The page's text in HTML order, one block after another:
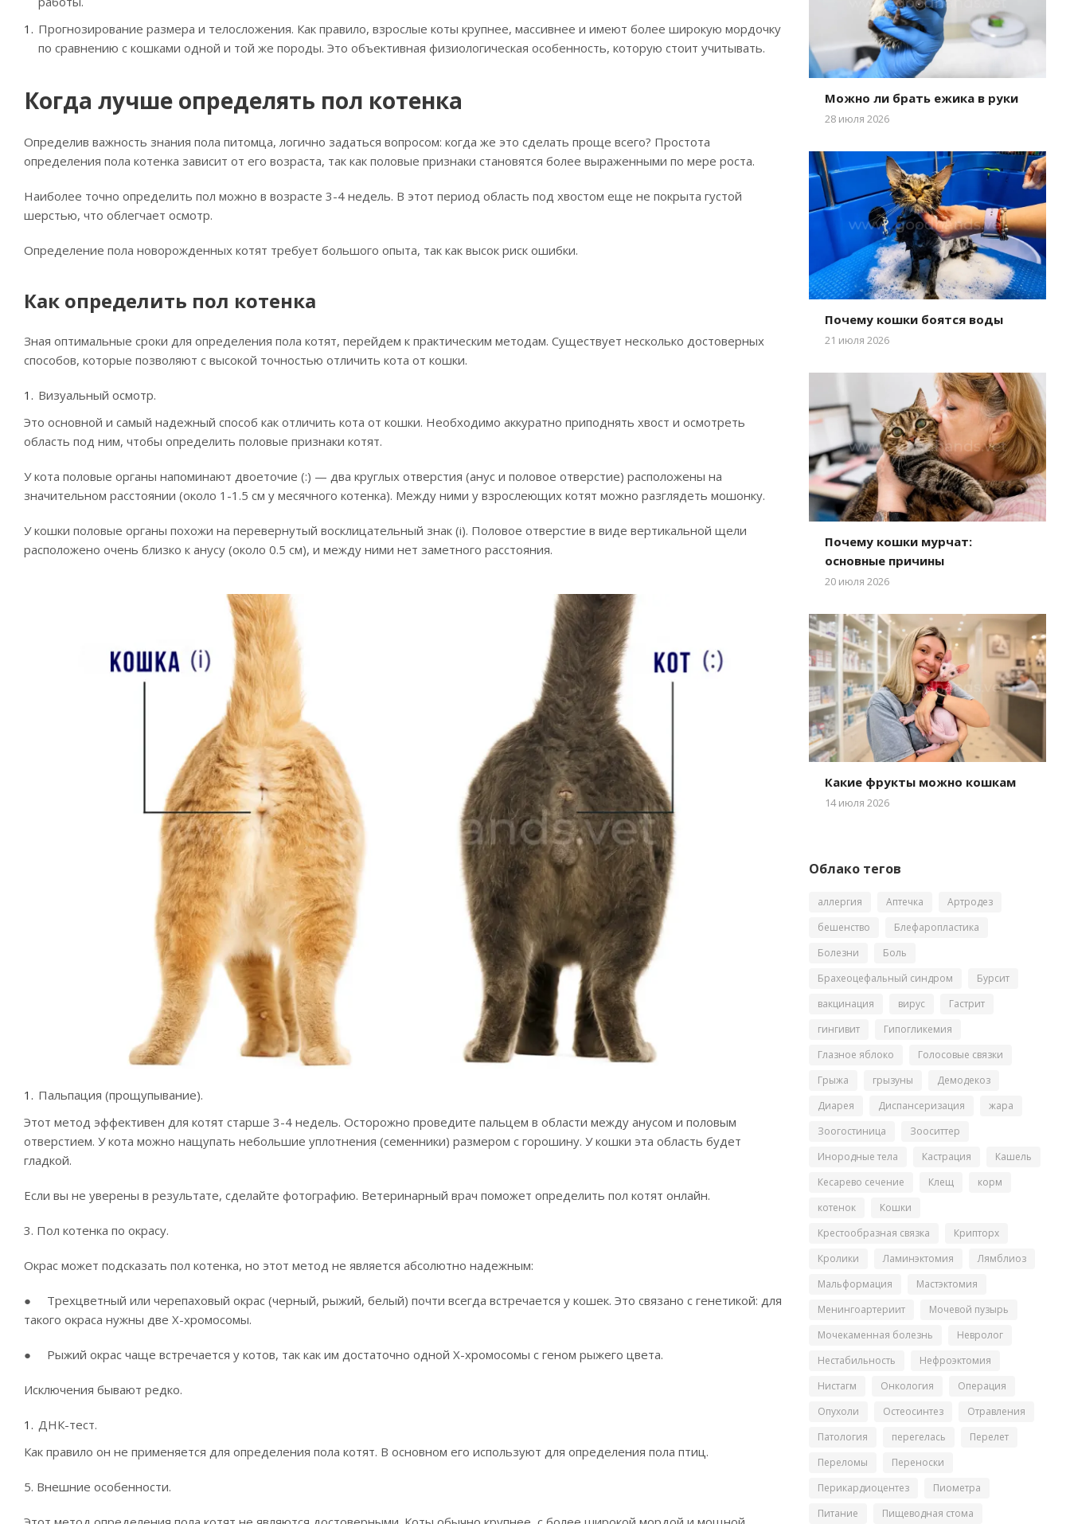
Прогнозирование размера и телосложения. Как правило, взрослые коты крупнее, массивнее и имеют более широкую мордочку
по сравнению с кошками одной и той же породы. Это объективная физиологическая особенность, которую стоит учитывать.
Когда лучше определять пол котенка
Определив важность знания пола питомца, логично задаться вопросом: когда же это сделать проще всего? Простота
определения пола котенка зависит от его возраста, так как половые признаки становятся более выраженными по мере роста.
Наиболее точно определить пол можно в возрасте 3-4 недель. В этот период область под хвостом еще не покрыта густой
шерстью, что облегчает осмотр.
Определение пола новорожденных котят требует большого опыта, так как высок риск ошибки.
Как определить пол котенка
Зная оптимальные сроки для определения пола котят, перейдем к практическим методам. Существует несколько достоверных
способов, которые позволяют с высокой точностью отличить кота от кошки.
Визуальный осмотр.
Это основной и самый надежный способ как отличить кота от кошки. Необходимо аккуратно приподнять хвост и осмотреть
область под ним, чтобы определить половые признаки котят.
У кота половые органы напоминают двоеточие (:) — два круглых отверстия (анус и половое отверстие) расположены на
значительном расстоянии (около 1-1.5 см у месячного котенка). Между ними у взрослеющих котят можно разглядеть мошонку.
У кошки половые органы похожи на перевернутый восклицательный знак (i). Половое отверстие в виде вертикальной щели
расположено очень близко к анусу (около 0.5 см), и между ними нет заметного расстояния.
Пальпация (прощупывание).
Этот метод эффективен для котят старше 3-4 недель. Осторожно проведите пальцем в области между анусом и половым
отверстием. У кота можно нащупать небольшие уплотнения (семенники) размером с горошину. У кошки эта область будет
гладкой.
Если вы не уверены в результате, сделайте фотографию. Ветеринарный врач поможет определить пол котят онлайн.
3. Пол котенка по окрасу.
Окрас может подсказать пол котенка, но этот метод не является абсолютно надежным:
● Трехцветный или черепаховый окрас (черный, рыжий, белый) почти всегда встречается у кошек. Это связано с генетикой: для
такого окраса нужны две X-хромосомы.
● Рыжий окрас чаще встречается у котов, так как им достаточно одной X-хромосомы с геном рыжего цвета.
Исключения бывают редко.
ДНК-тест.
Как правило он не применяется для определения пола котят. В основном его используют для определения пола птиц.
5. Внешние особенности.
Можно ли брать ежика в руки
28 июля 2026
Почему кошки боятся воды
21 июля 2026
Почему кошки мурчат:
основные причины
20 июля 2026
Какие фрукты можно кошкам
14 июля 2026
Облако тегов
аллергия Аптечка
Артродез
бешенство
Блефаропластика
Болезни
Боль
Брахеоцефальный синдром
Бурсит
вакцинация
вирус
Гастрит
гингивит
Гипогликемия
Глазное яблоко
Голосовые связки
Грыжа
грызуны
Демодекоз
Диарея
Диспансеризация
жара
Зоогостиница
Зооситтер
Инородные тела
Кастрация
Кашель
Кесарево сечение
Клещ
корм
котенок
Кошки
Крестообразная связка
Крипторх
Кролики
Ламинэктомия
Лямблиоз
Мальформация
Мастэктомия
Менингоартериит
Мочевой пузырь
Мочекаменная болезнь
Невролог
Нестабильность
Нефроэктомия
Нистагм
Онкология
Операция
Опухоли
Остеосинтез
Отравления
Патология
перегелась
Перелет
Переломы
Переноски
Перикардиоцентез
Пиометра
Питание
Пищеводная стома